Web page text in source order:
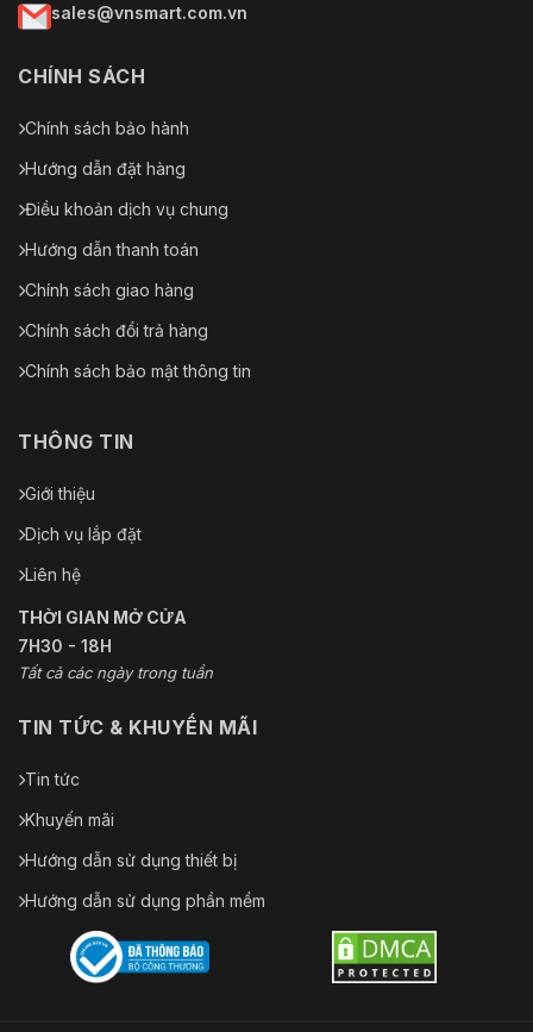
sales@vnsmart.com.vn
CHÍNH SÁCH
Chính sách bảo hành
Hướng dẫn đặt hàng
Điều khoản dịch vụ chung
Hướng dẫn thanh toán
Chính sách giao hàng
Chính sách đổi trả hàng
Chính sách bảo mật thông tin
THÔNG TIN
Giới thiệu
Dịch vụ lắp đặt
Liên hệ
THỜI GIAN MỞ CỬA
7H30 - 18H
Tất cả các ngày trong tuần
TIN TỨC & KHUYẾN MÃI
Tin tức
Khuyến mãi
Hướng dẫn sử dụng thiết bị
Hướng dẫn sử dụng phần mềm